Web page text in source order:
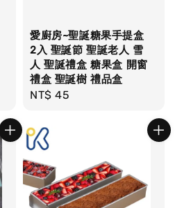
愛廚房~聖誕糖果手提盒
2入 聖誕節 聖誕老人 雪
人 聖誕禮盒 糖果盒 開窗
禮盒 聖誕樹 禮品盒
Regular
NT$ 45